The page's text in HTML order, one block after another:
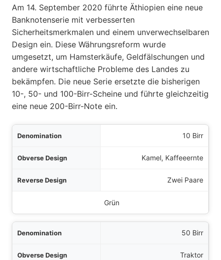
Am 14. September 2020 führte Äthiopien eine neue
Banknotenserie mit verbesserten
Sicherheitsmerkmalen und einem unverwechselbaren
Design ein. Diese Währungsreform wurde
umgesetzt, um Hamsterkäufe, Geldfälschungen und
andere wirtschaftliche Probleme des Landes zu
bekämpfen. Die neue Serie ersetzte die bisherigen
10-, 50- und 100-Birr-Scheine und führte gleichzeitig
eine neue 200-Birr-Note ein.
10 Birr
Kamel, Kaffeeernte
Zwei Paare
Grün
50 Birr
Traktor